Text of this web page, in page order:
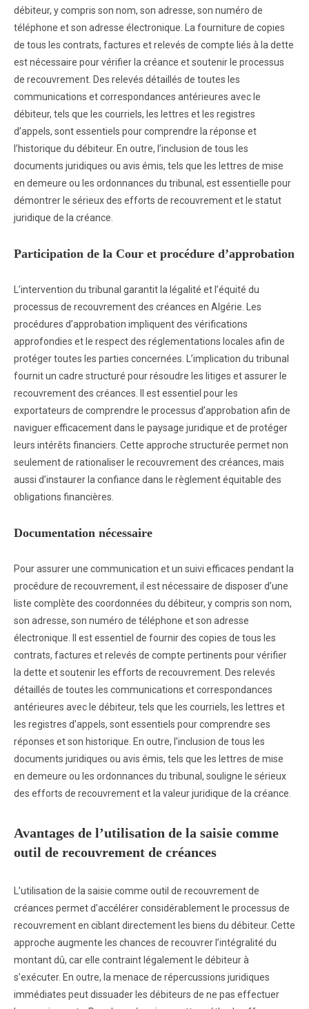
débiteur, y compris son nom, son adresse, son numéro de
téléphone et son adresse électronique. La fourniture de copies
de tous les contrats, factures et relevés de compte liés à la dette
est nécessaire pour vérifier la créance et soutenir le processus
de recouvrement. Des relevés détaillés de toutes les
communications et correspondances antérieures avec le
débiteur, tels que les courriels, les lettres et les registres
d’appels, sont essentiels pour comprendre la réponse et
l’historique du débiteur. En outre, l’inclusion de tous les
documents juridiques ou avis émis, tels que les lettres de mise
en demeure ou les ordonnances du tribunal, est essentielle pour
démontrer le sérieux des efforts de recouvrement et le statut
juridique de la créance.
Participation de la Cour et procédure d’approbation
L’intervention du tribunal garantit la légalité et l’équité du
processus de recouvrement des créances en Algérie. Les
procédures d’approbation impliquent des vérifications
approfondies et le respect des réglementations locales afin de
protéger toutes les parties concernées. L’implication du tribunal
fournit un cadre structuré pour résoudre les litiges et assurer le
recouvrement des créances. Il est essentiel pour les
exportateurs de comprendre le processus d’approbation afin de
naviguer efficacement dans le paysage juridique et de protéger
leurs intérêts financiers. Cette approche structurée permet non
seulement de rationaliser le recouvrement des créances, mais
aussi d’instaurer la confiance dans le règlement équitable des
obligations financières.
Documentation nécessaire
Pour assurer une communication et un suivi efficaces pendant la
procédure de recouvrement, il est nécessaire de disposer d’une
liste complète des coordonnées du débiteur, y compris son nom,
son adresse, son numéro de téléphone et son adresse
électronique. Il est essentiel de fournir des copies de tous les
contrats, factures et relevés de compte pertinents pour vérifier
la dette et soutenir les efforts de recouvrement. Des relevés
détaillés de toutes les communications et correspondances
antérieures avec le débiteur, tels que les courriels, les lettres et
les registres d’appels, sont essentiels pour comprendre ses
réponses et son historique. En outre, l’inclusion de tous les
documents juridiques ou avis émis, tels que les lettres de mise
en demeure ou les ordonnances du tribunal, souligne le sérieux
des efforts de recouvrement et la valeur juridique de la créance.
Avantages de l’utilisation de la saisie comme
outil de recouvrement de créances
L’utilisation de la saisie comme outil de recouvrement de
créances permet d’accélérer considérablement le processus de
recouvrement en ciblant directement les biens du débiteur. Cette
approche augmente les chances de recouvrer l’intégralité du
montant dû, car elle contraint légalement le débiteur à
s’exécuter. En outre, la menace de répercussions juridiques
immédiates peut dissuader les débiteurs de ne pas effectuer